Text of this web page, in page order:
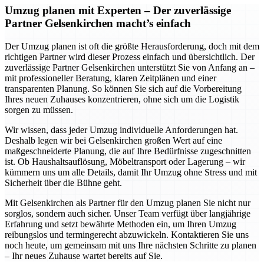
Umzug planen mit Experten – Der zuverlässige
Partner Gelsenkirchen macht’s einfach
Der Umzug planen ist oft die größte Herausforderung, doch mit dem
richtigen Partner wird dieser Prozess einfach und übersichtlich. Der
zuverlässige Partner Gelsenkirchen unterstützt Sie von Anfang an –
mit professioneller Beratung, klaren Zeitplänen und einer
transparenten Planung. So können Sie sich auf die Vorbereitung
Ihres neuen Zuhauses konzentrieren, ohne sich um die Logistik
sorgen zu müssen.
Wir wissen, dass jeder Umzug individuelle Anforderungen hat.
Deshalb legen wir bei Gelsenkirchen großen Wert auf eine
maßgeschneiderte Planung, die auf Ihre Bedürfnisse zugeschnitten
ist. Ob Haushaltsauflösung, Möbeltransport oder Lagerung – wir
kümmern uns um alle Details, damit Ihr Umzug ohne Stress und mit
Sicherheit über die Bühne geht.
Mit Gelsenkirchen als Partner für den Umzug planen Sie nicht nur
sorglos, sondern auch sicher. Unser Team verfügt über langjährige
Erfahrung und setzt bewährte Methoden ein, um Ihren Umzug
reibungslos und termingerecht abzuwickeln. Kontaktieren Sie uns
noch heute, um gemeinsam mit uns Ihre nächsten Schritte zu planen
– Ihr neues Zuhause wartet bereits auf Sie.